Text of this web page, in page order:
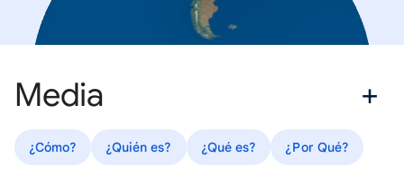
Media
¿Cómo? ¿Quién es? ¿Qué es? ¿Por Qué?